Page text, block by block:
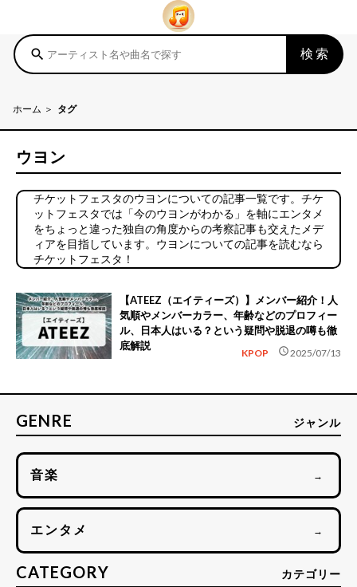
search 検索
ホーム タグ
ウヨン
チケットフェスタのウヨンについての記事一覧です。チケ
ットフェスタでは「今のウヨンがわかる」を軸にエンタメ
をちょっと違った独自の角度からの考察記事も交えたメデ
ィアを目指しています。ウヨンについての記事を読むなら
チケットフェスタ！
【ATEEZ（エイティーズ）】メンバー紹介！人
気順やメンバーカラー、年齢などのプロフィー
ル、日本人はいる？という疑問や脱退の噂も徹
底解説
KPOP schedule2025/07/13
GENRE ジャンル
音楽 →
エンタメ →
CATEGORY カテゴリー